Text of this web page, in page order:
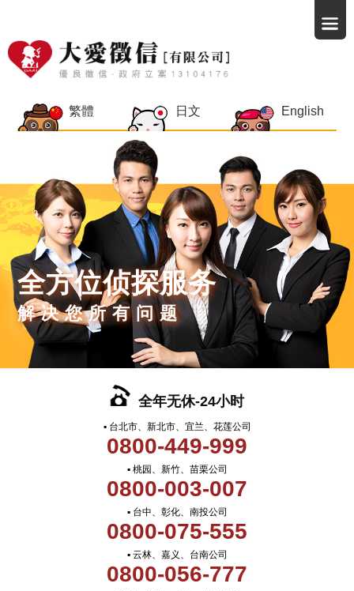
繁體 日文 English
全方位侦探服务
解决您所有问题
全年无休-24小时
▪ 台北市、新北市、宜兰、花莲公司
0800-449-999
▪ 桃园、新竹、苗栗公司
0800-003-007
▪ 台中、彰化、南投公司
0800-075-555
▪ 云林、嘉义、台南公司
0800-056-777